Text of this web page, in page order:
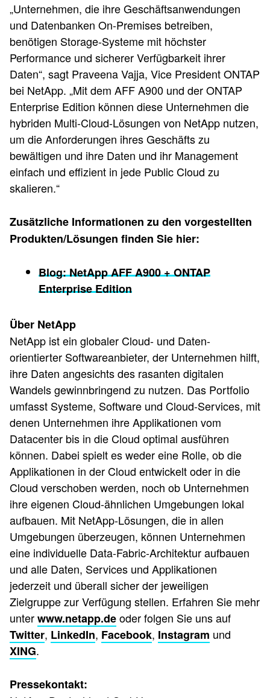
„Unternehmen, die ihre Geschäftsanwendungen
und Datenbanken On-Premises betreiben,
benötigen Storage-Systeme mit höchster
Performance und sicherer Verfügbarkeit ihrer
Daten“, sagt Praveena Vajja, Vice President ONTAP
bei NetApp. „Mit dem AFF A900 und der ONTAP
Enterprise Edition können diese Unternehmen die
hybriden Multi-Cloud-Lösungen von NetApp nutzen,
um die Anforderungen ihres Geschäfts zu
bewältigen und ihre Daten und ihr Management
einfach und effizient in jede Public Cloud zu
skalieren.“
Zusätzliche Informationen zu den vorgestellten
Produkten/Lösungen finden Sie hier:
Blog: NetApp AFF A900 + ONTAP
Enterprise Edition
Über NetApp
NetApp ist ein globaler Cloud- und Daten-
orientierter Softwareanbieter, der Unternehmen hilft,
ihre Daten angesichts des rasanten digitalen
Wandels gewinnbringend zu nutzen. Das Portfolio
umfasst Systeme, Software und Cloud-Services, mit
denen Unternehmen ihre Applikationen vom
Datacenter bis in die Cloud optimal ausführen
können. Dabei spielt es weder eine Rolle, ob die
Applikationen in der Cloud entwickelt oder in die
Cloud verschoben werden, noch ob Unternehmen
ihre eigenen Cloud-ähnlichen Umgebungen lokal
aufbauen. Mit NetApp-Lösungen, die in allen
Umgebungen überzeugen, können Unternehmen
eine individuelle Data-Fabric-Architektur aufbauen
und alle Daten, Services und Applikationen
jederzeit und überall sicher der jeweiligen
Zielgruppe zur Verfügung stellen. Erfahren Sie mehr
unterwww.netapp.deoder folgen Sie uns auf
Twitter, LinkedIn, Facebook, Instagram und
XING.
Pressekontakt: